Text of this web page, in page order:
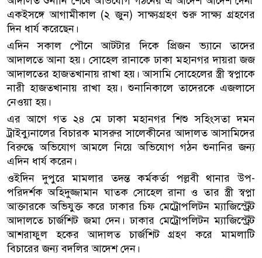
একইসঙ্গে আগামীকাল (২ জুন) সাক্ষ্যগ্রহণ শুরু সাক্ষ্য গ্রহণের
দিন ধার্য করেছেন।
এদিন সকাল পৌনে আটটার দিকে প্রিজন ভ্যানে তাদের
আদালতে আনা হয়। সোহেল রানাকে ঢাকা মহানগর দায়রা জজ
আদালতের হাজতখানায় রাখা হয়। আসামি সোহেলের স্ত্রী স্বপ্নাকে
নারী হাজতখানায় রাখা হয়। শুনানিকালে তাদেরকে এজলাসে
নেওয়া হয়।
এর আগে গত ২৪ মে ঢাকা মহানগর শিশু সহিংসতা দমন
ট্রাইব্যুনালের বিচারক মাসরুর সালেকীনের আদালত আসামিদের
বিরুদ্ধে অভিযোগ আমলে নিয়ে অভিযোগ গঠন শুনানির জন্য
এদিন ধার্য করেন।
ওইদিন দুপুরে মামলার তদন্ত কর্মকর্তা পল্লবী থানার উপ-
পরিদর্শক অহিদুজ্জামান ঘাতক সোহেল রানা ও তার স্ত্রী স্বপ্না
আক্তারকে অভিযুক্ত করে ঢাকার চিফ মেট্রোপলিটন ম্যাজিস্ট্রেট
আদালতে চার্জশিট জমা দেন। ঢাকার মেট্রোপলিটন ম্যাজিস্ট্রেট
আশরাফুল হকের আদালত চার্জশিট গ্রহণ করে মামলাটি
বিচারের জন্য বদলির আদেশ দেন।